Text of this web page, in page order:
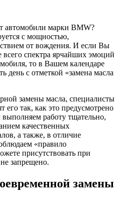
марки BMW?
с мощностью,
от вождения. И если Вы
спектра ярчайших эмоций
то в Вашем календаре
день с отметкой «замена масла
замены масла, специалисты
его так, как это предусмотрено
работу тщательно,
качественных
а также, в отличие
«правило
присутствовать при
запрещено.
замены